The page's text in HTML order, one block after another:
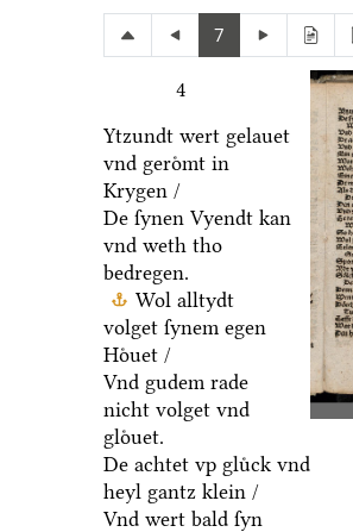
7
4
Ytzundt wert gelauet
vnd geroͤmt in
Krygen /
De ſynen Vyendt kan
vnd weth tho
bedregen.
Wol alltydt
volget ſynem egen
Hoͤuet /
Vnd gudem rade
nicht volget vnd
gloͤuet.
De achtet vp gluͤck vnd
heyl gantz klein /
Vnd wert bald ſyn